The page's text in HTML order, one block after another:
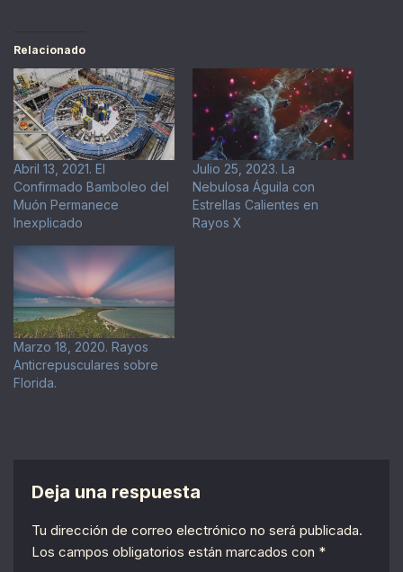
Relacionado
Abril 13, 2021. El
Confirmado Bamboleo del
Muón Permanece
Inexplicado
Julio 25, 2023. La
Nebulosa Águila con
Estrellas Calientes en
Rayos X
Marzo 18, 2020. Rayos
Anticrepusculares sobre
Florida.
Deja una respuesta
Tu dirección de correo electrónico no será publicada.
Los campos obligatorios están marcados con *